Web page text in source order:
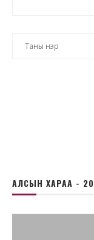
АЛСЫН ХАРАА -